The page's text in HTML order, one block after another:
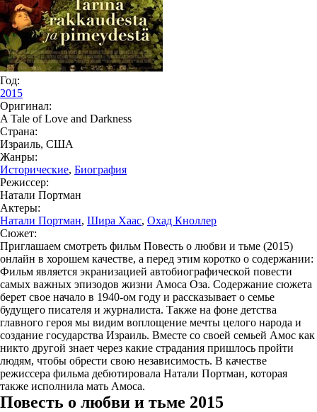
Год:
2015
Оригинал:
A Tale of Love and Darkness
Страна:
Израиль, США
Жанры:
Исторические, Биография
Режиссер:
Натали Портман
Актеры:
Натали Портман, Шира Хаас, Охад Кноллер
Сюжет:
Приглашаем смотреть фильм Повесть о любви и тьме (2015)
онлайн в хорошем качестве, а перед этим коротко о содержании:
Фильм является экранизацией автобиографической повести
самых важных эпизодов жизни Амоса Оза. Содержание сюжета
берет свое начало в 1940-ом году и рассказывает о семье
будущего писателя и журналиста. Также на фоне детства
главного героя мы видим воплощение мечты целого народа и
создание государства Израиль. Вместе со своей семьей Амос как
никто другой знает через какие страдания пришлось пройти
людям, чтобы обрести свою независимость. В качестве
режиссера фильма дебютировала Натали Портман, которая
также исполнила мать Амоса.
Повесть о любви и тьме 2015